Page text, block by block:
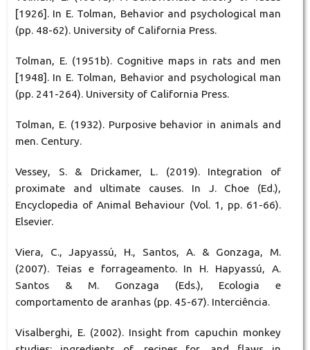
[1926]. In E. Tolman, Behavior and psychological man
(pp. 48-62). University of California Press.
Tolman, E. (1951b). Cognitive maps in rats and men
[1948]. In E. Tolman, Behavior and psychological man
(pp. 241-264). University of California Press.
Tolman, E. (1932). Purposive behavior in animals and
men. Century.
Vessey, S. & Drickamer, L. (2019). Integration of
proximate and ultimate causes. In J. Choe (Ed.),
Encyclopedia of Animal Behaviour (Vol. 1, pp. 61-66).
Elsevier.
Viera, C., Japyassú, H., Santos, A. & Gonzaga, M.
(2007). Teias e forrageamento. In H. Hapyassú, A.
Santos & M. Gonzaga (Eds.), Ecologia e
comportamento de aranhas (pp. 45-67). Interciência.
Visalberghi, E. (2002). Insight from capuchin monkey